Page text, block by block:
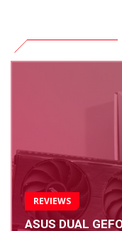
REVIEWS
ASUS DUAL